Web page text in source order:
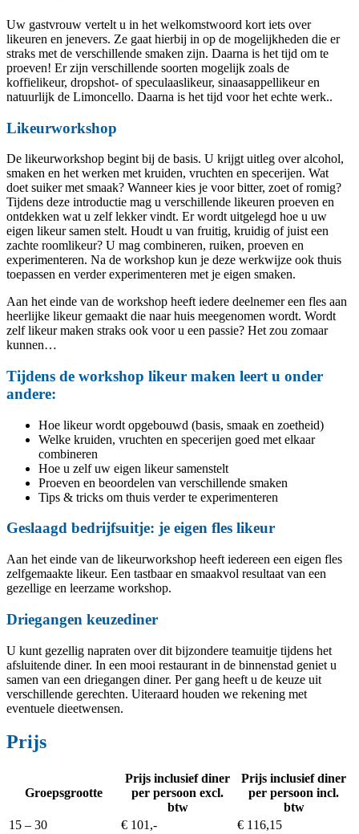
Uw gastvrouw vertelt u in het welkomstwoord kort iets over
likeuren en jenevers. Ze gaat hierbij in op de mogelijkheden die er
straks met de verschillende smaken zijn. Daarna is het tijd om te
proeven! Er zijn verschillende soorten mogelijk zoals de
koffielikeur, dropshot- of speculaaslikeur, sinaasappellikeur en
natuurlijk de Limoncello. Daarna is het tijd voor het echte werk..
Likeurworkshop
De likeurworkshop begint bij de basis. U krijgt uitleg over alcohol,
smaken en het werken met kruiden, vruchten en specerijen. Wat
doet suiker met smaak? Wanneer kies je voor bitter, zoet of romig?
Tijdens deze introductie mag u verschillende likeuren proeven en
ontdekken wat u zelf lekker vindt. Er wordt uitgelegd hoe u uw
eigen likeur samen stelt. Houdt u van fruitig, kruidig of juist een
zachte roomlikeur? U mag combineren, ruiken, proeven en
experimenteren. Na de workshop kun je deze werkwijze ook thuis
toepassen en verder experimenteren met je eigen smaken.
Aan het einde van de workshop heeft iedere deelnemer een fles aan
heerlijke likeur gemaakt die naar huis meegenomen wordt. Wordt
zelf likeur maken straks ook voor u een passie? Het zou zomaar
kunnen…
Tijdens de workshop likeur maken leert u onder
andere:
Hoe likeur wordt opgebouwd (basis, smaak en zoetheid)
Welke kruiden, vruchten en specerijen goed met elkaar
combineren
Hoe u zelf uw eigen likeur samenstelt
Proeven en beoordelen van verschillende smaken
Tips & tricks om thuis verder te experimenteren
Geslaagd bedrijfsuitje: je eigen fles likeur
Aan het einde van de likeurworkshop heeft iedereen een eigen fles
zelfgemaakte likeur. Een tastbaar en smaakvol resultaat van een
gezellige en leerzame workshop.
Driegangen keuzediner
U kunt gezellig napraten over dit bijzondere teamuitje tijdens het
afsluitende diner. In een mooi restaurant in de binnenstad geniet u
samen van een driegangen diner. Per gang heeft u de keuze uit
verschillende gerechten. Uiteraard houden we rekening met
eventuele dieetwensen.
Prijs
Groepsgrootte
Prijs inclusief diner
per persoon excl.
btw
Prijs inclusief diner
per persoon incl.
btw
15 – 30
€ 101,-
€ 116,15